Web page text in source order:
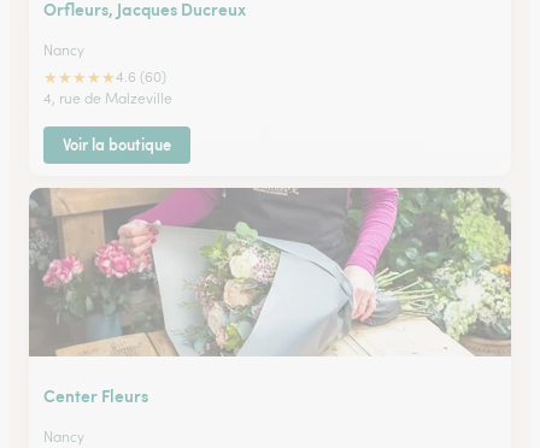
Orfleurs, Jacques Ducreux
Nancy
★★★★★4.6 (60)
4, rue de Malzeville
Voir la boutique
Center Fleurs
Nancy